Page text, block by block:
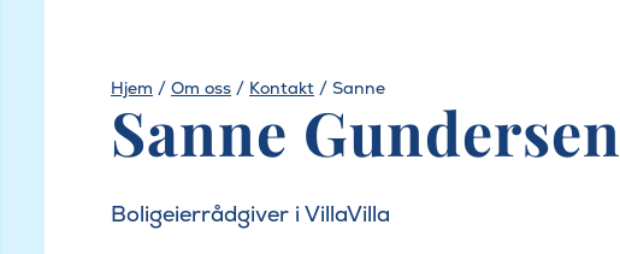
Hjem / Om oss / Kontakt / Sanne
Sanne Gundersen
Boligeierrådgiver i VillaVilla